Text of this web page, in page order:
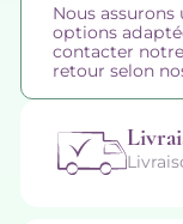
Nous
options
contacter
retour selon